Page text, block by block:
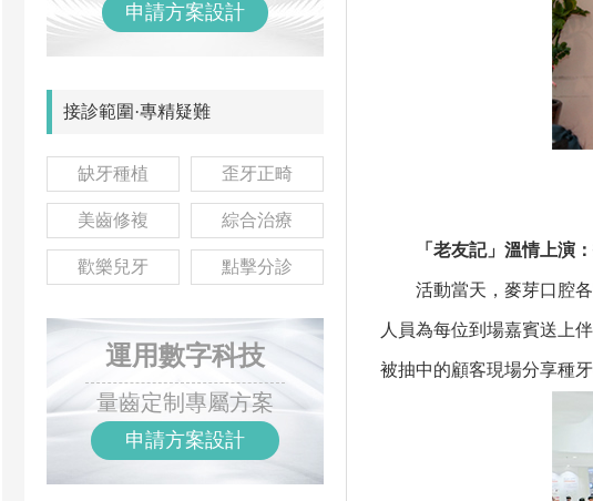
申請方案設計
接診範圍·專精疑難
缺牙種植 歪牙正畸
美齒修複 綜合治療
歡樂兒牙 點擊分診
運用數字科技
量齒定制專屬方案
申請方案設計
「老友記」溫情上演：
活動當天，麥芽口腔各
人員為每位到場嘉賓送上
被抽中的顧客現場分享種